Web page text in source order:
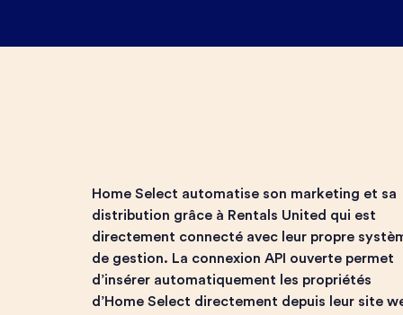
Home Select automatise son marketing et sa
distribution grâce à Rentals United qui est
directement connecté avec leur propre
de gestion. La connexion API ouverte permet
d’insérer automatiquement les propriétés
d’Home Select directement depuis leur site